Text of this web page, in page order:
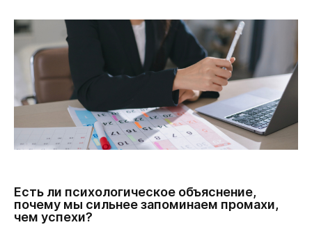
Есть ли психологическое объяснение,
почему мы сильнее запоминаем промахи,
чем успехи?